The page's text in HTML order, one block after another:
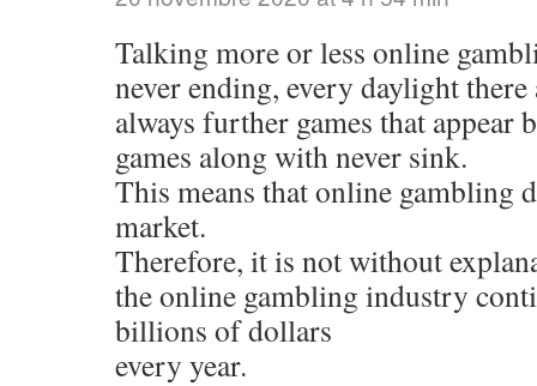
Talking more or less online
never ending, every daylight there
always further games that appear
games along with never sink.
This means that online gambling
market.
Therefore, it is not without
the online gambling industry
billions of dollars
every year.